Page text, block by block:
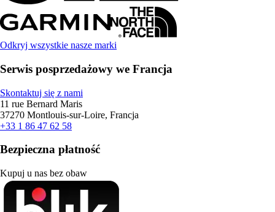
Odkryj wszystkie nasze marki
Serwis posprzedażowy we Francja
Skontaktuj się z nami
11 rue Bernard Maris
37270 Montlouis-sur-Loire, Francja
+33 1 86 47 62 58
Bezpieczna płatność
Kupuj u nas bez obaw